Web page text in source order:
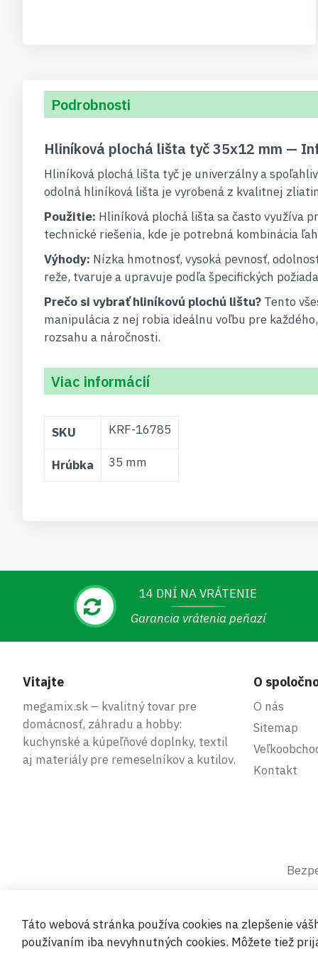
Podrobnosti
Hliníková plochá lišta tyč 35x12 mm —
Hliníková plochá lišta tyč je univerzálny a
odolná hliníková lišta je vyrobená z kvalitnej
Použitie: Hliníková plochá lišta sa často využíva
technické riešenia, kde je potrebná kombinácia
Výhody: Nízka hmotnosť, vysoká pevnosť,
reže, tvaruje a upravuje podľa špecifických
Prečo si vybrať hliníkovú plochú lištu? Tento
manipulácia z nej robia ideálnu voľbu pre
rozsahu a náročnosti.
Viac informácií
informácií
SKU KRF-16785
Hrúbka 35 mm
14 DNÍ NA VRÁTENIE
Garancia vrátenia peňazí
Vitajte
megamix.sk – kvalitný tovar pre
domácnosť, záhradu a hobby:
kuchynské a kúpeľňové doplnky, textil
aj materiály pre remeselníkov a kutilov.
O
O nás
Sitemap
Kontakt
© 2019-2026 Megamix s.r.o.
Táto webová stránka používa cookies na zlepšenie
používaním iba nevyhnutných cookies. Môžete tiež